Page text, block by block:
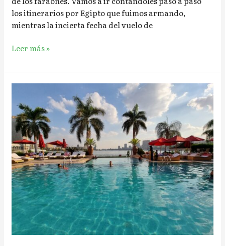
los itinerarios por Egipto que fuimos armando,
mientras la incierta fecha del vuelo de
Leer más »
¿Cómo
elegir
hoteles?